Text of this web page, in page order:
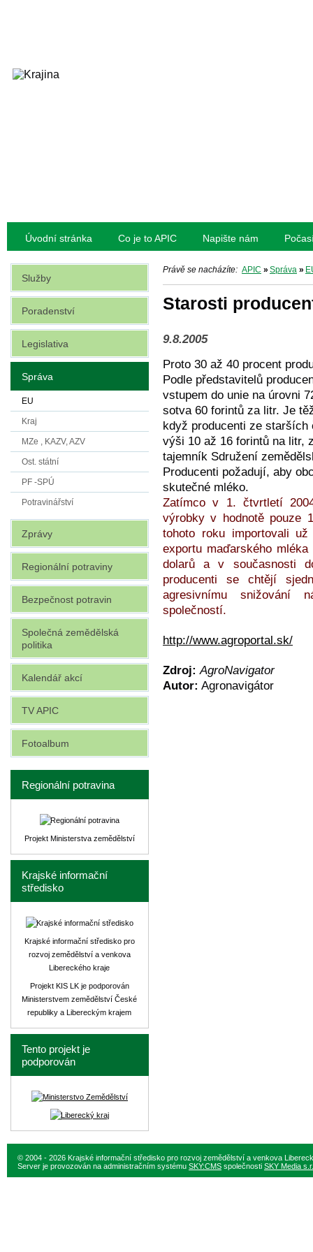
Úvodní stránka Co je to APIC Napište nám
Právě se nacházíte: APIC » Správa »
Starosti
9.8.2005
Proto 30 až 40 procent
Podle představitelů
vstupem do unie na úrovni
sotva 60 forintů za litr. Je
když producenti ze starších
výši 10 až 16 forintů na litr,
tajemník Sdružení
Producenti požadují, aby
skutečné mléko.
Zatímco v 1. čtvrtletí
výrobky v hodnotě pouze
tohoto roku importovali
exportu maďarského
dolarů a v současnosti
producenti se chtějí
agresivnímu snižování
společností.
http://www.agroportal.sk/
Zdroj: AgroNavigator
Autor: Agronavigátor
Služby
Poradenství
Legislativa
Správa
EU
Kraj
MZe , KAZV, AZV
Ost. státní
PF -SPÚ
Potravinářství
Zprávy
Regionální potraviny
Bezpečnost potravin
Společná zemědělská
politika
Kalendář akcí
TV APIC
Fotoalbum
Regionální potravina
Projekt Ministerstva zemědělství
Krajské informační
středisko
Krajské informační středisko pro
rozvoj zemědělství a venkova
Libereckého kraje
Projekt KIS LK je podporován
Ministerstvem zemědělství České
republiky a Libereckým krajem
Tento projekt je
podporován
© 2004 - 2026 Krajské informační středisko pro rozvoj zemědělství a venkova
Server je provozován na administračním systému SKY:CMS společnosti SKY Media